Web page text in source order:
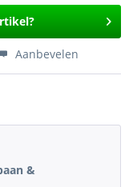
Aanbevelen
&